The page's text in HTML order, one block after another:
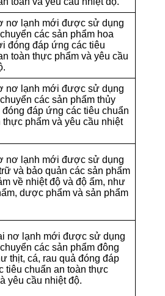
nơ lạnh mới được sử dụng
các sản phẩm hoa
đóng đáp ứng các tiêu
toàn thực phẩm và yêu cầu
nơ lạnh mới được sử dụng
các sản phẩm thủy
đóng đáp ứng các tiêu chuẩn
thực phẩm và yêu cầu nhiệt
nơ lạnh mới được sử dụng
và bảo quản các sản phẩm
về nhiệt độ và độ ẩm, như
dược phẩm và sản phẩm
nơ lạnh mới được sử dụng
các sản phẩm đông
thịt, cá, rau quả đóng đáp
tiêu chuẩn an toàn thực
yêu cầu nhiệt độ.